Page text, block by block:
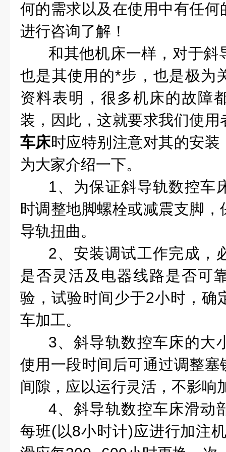
何的需求以及在使用中有任
进行咨询了解！
和其他机床一样，对于斜
也是其使用的*步，也是极为
资料表明，很多机床的故障
装，因此，这就要求我们使用
车床时应特别注意对其的安
为大家介绍一下。
1、为保证斜导轨数控车
时调整地脚螺栓或减震支脚
导轨扭曲。
2、安装调试工作完成，
是否灵活及电器线路是否可
验，试验时间少于2小时，确
车加工。
3、斜导轨数控车床的大
使用一段时间后可通过调整
间隙，应以运行灵活，不影响
4、斜导轨数控车床滑动
每班(以8小时计)应进行加注